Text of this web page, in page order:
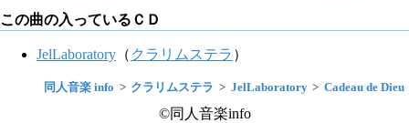
この曲の入っているＣＤ
JelLaboratory （ クラリムステラ ）
同人音楽 info クラリムステラ JelLaboratory Cadeau de Dieu
©同人音楽info